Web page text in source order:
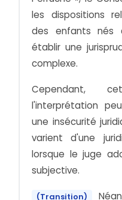
les dispositions
des enfants nés
établir une
complexe.
Cependant,
l'interprétation
une insécurité
varient d'une
lorsque le juge
subjective.
(Transition)